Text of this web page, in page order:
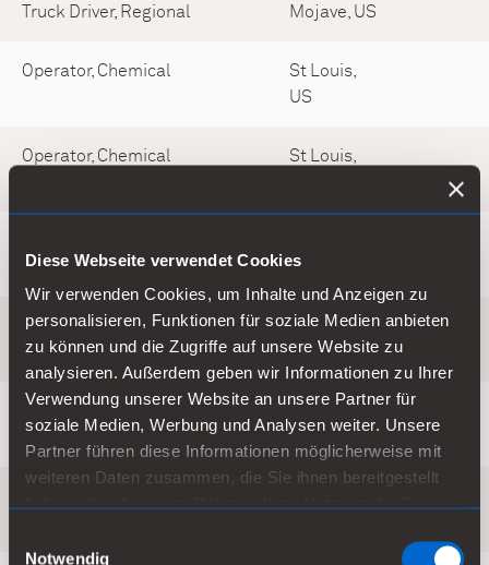
Diese Webseite verwendet Cookies
Wir verwenden Cookies, um Inhalte und Anzeigen zu
personalisieren, Funktionen für soziale Medien anbieten
zu können und die Zugriffe auf unsere Website zu
analysieren. Außerdem geben wir Informationen zu Ihrer
Verwendung unserer Website an unsere Partner für
soziale Medien, Werbung und Analysen weiter. Unsere
Partner führen diese Informationen möglicherweise mit
weiteren Daten zusammen, die Sie ihnen bereitgestellt
haben oder die sie im Rahmen Ihrer Nutzung der Dienste
Notwendig
Truck Driver, Regional Mojave, US
Operator, Chemical
St Louis,
US
Operator, Chemical
St Louis,
Ventures & Services
Sales Representative, P&HS
NA, Wisconsin River
Remote,
US
Plant Engineer
Fontana,
US